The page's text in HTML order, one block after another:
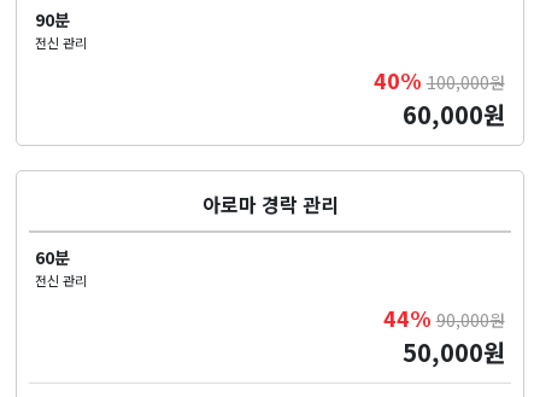
90분
전신 관리
40% 100,000원
60,000원
아로마 경락 관리
60분
전신 관리
44% 90,000원
50,000원